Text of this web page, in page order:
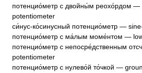
потенцио́метр с двойны́м реохо́рдом —
potentiometer
си́нус-ко́синусный потенцио́метр —
потенцио́метр с ма́лым моме́нтом —
потенцио́метр с непосре́дственным
potentiometer
потенцио́метр с нулево́й то́чкой —